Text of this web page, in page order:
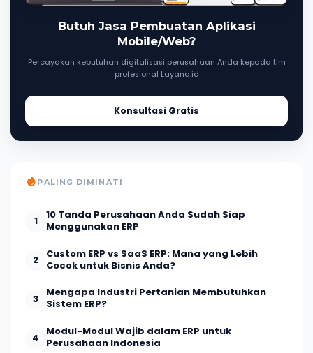
Butuh Jasa Pembuatan Aplikasi
Mobile/Web?
Percayakan kebutuhan digitalisasi perusahaan Anda kepada tim
profesional Layana.id
Konsultasi Gratis
PALING DIMINATI
1
10 Tanda Perusahaan Anda Sudah Siap
Menggunakan ERP
2
Custom ERP vs SaaS ERP: Mana yang Lebih
Cocok untuk Bisnis Anda?
3
Mengapa Industri Pertanian Membutuhkan
Sistem ERP?
4
Modul-Modul Wajib dalam ERP untuk
Perusahaan Indonesia